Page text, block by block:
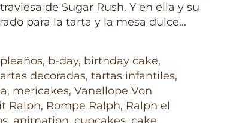
de Sugar Rush. Y en ella y su
para la tarta y la mesa dulce…